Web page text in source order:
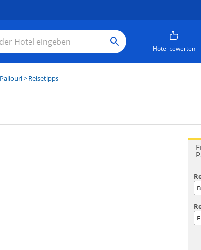
Hotel bewerten
Paliouri> Reisetipps